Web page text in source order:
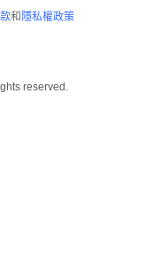
和 隱私權政策
reserved.